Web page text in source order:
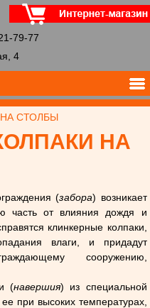
79-77
4
СТОЛБЫ
НА
(забора) возникает
часть от влияния дождя и
клинкерные колпаки,
влаги, и придадут
сооружению,
(навершия) из специальной
при высоких температурах,